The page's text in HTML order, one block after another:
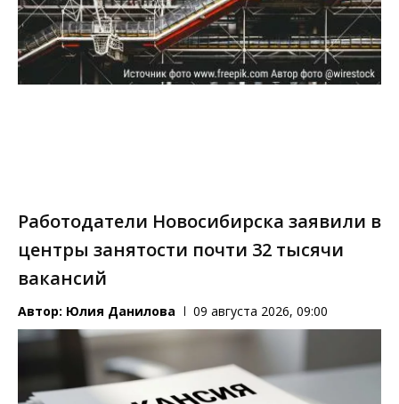
Работодатели Новосибирска заявили в
центры занятости почти 32 тысячи
вакансий
Автор: Юлия Данилова 09 августа 2026, 09:00